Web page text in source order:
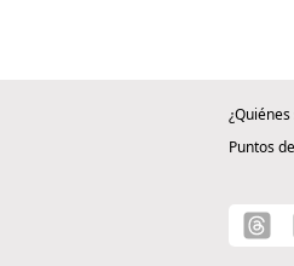
Puntos